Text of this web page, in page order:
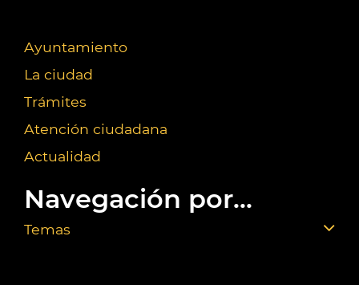
Ayuntamiento
La ciudad
Trámites
Atención ciudadana
Actualidad
Navegación por...
Temas